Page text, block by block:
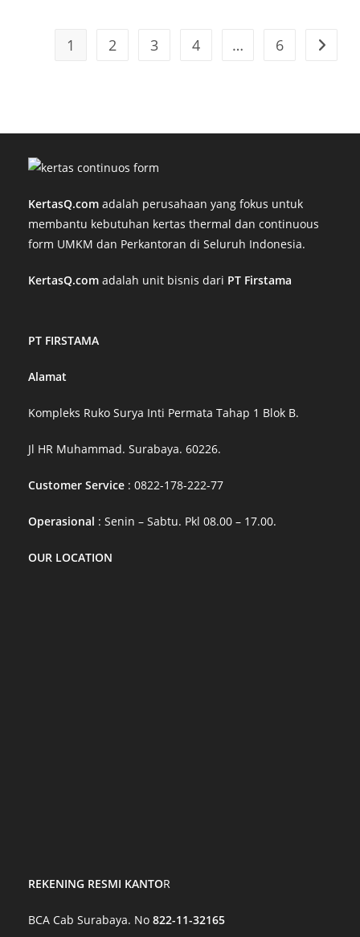
1 2 3 4 … 6
KertasQ.com adalah perusahaan yang fokus untuk
membantu kebutuhan kertas thermal dan continuous
form UMKM dan Perkantoran di Seluruh Indonesia.
KertasQ.com adalah unit bisnis dari PT Firstama
PT FIRSTAMA
Alamat
Kompleks Ruko Surya Inti Permata Tahap 1 Blok B.
Jl HR Muhammad. Surabaya. 60226.
Customer Service : 0822-178-222-77
Operasional : Senin – Sabtu. Pkl 08.00 – 17.00.
OUR LOCATION
REKENING RESMI KANTOR
BCA Cab Surabaya. No 822-11-32165